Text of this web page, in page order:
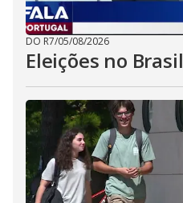
DO R7/05/08/2026
Eleições no Brasil